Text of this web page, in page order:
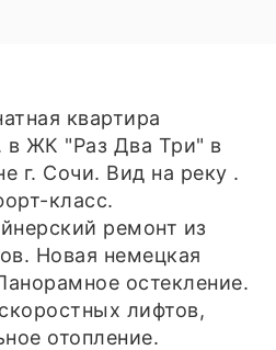
квартира
ЖК "Раз Два Три" в
г. Сочи. Вид на реку .
класс.
ремонт из
Новая немецкая
остекление.
лифтов,
отопление.